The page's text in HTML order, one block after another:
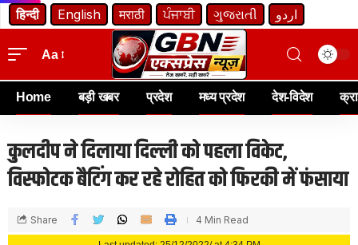
हिन्दी English मराठी ਪੰਜਾਬੀ ગુજરાતી اردو
Aa
Home बड़ी खबर प्रदेश मध्य प्रदेश देश-विदेश
कुलदीप ने दिलाया दिल्ली को पहला विकेट,
विस्फोटक बैटिंग कर रहे रोहित को फिरकी में फंसाया
Share 4 Min Read